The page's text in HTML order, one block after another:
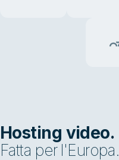
Hosting video.
Fatta per l'Europa.